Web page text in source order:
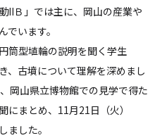
Ｂ」では主に、岡山の産業や
います。
筒型埴輪の説明を聞く学生
、古墳について理解を深めまし
岡山県立博物館での見学で得た
まとめ、11月21日（火）
ました。